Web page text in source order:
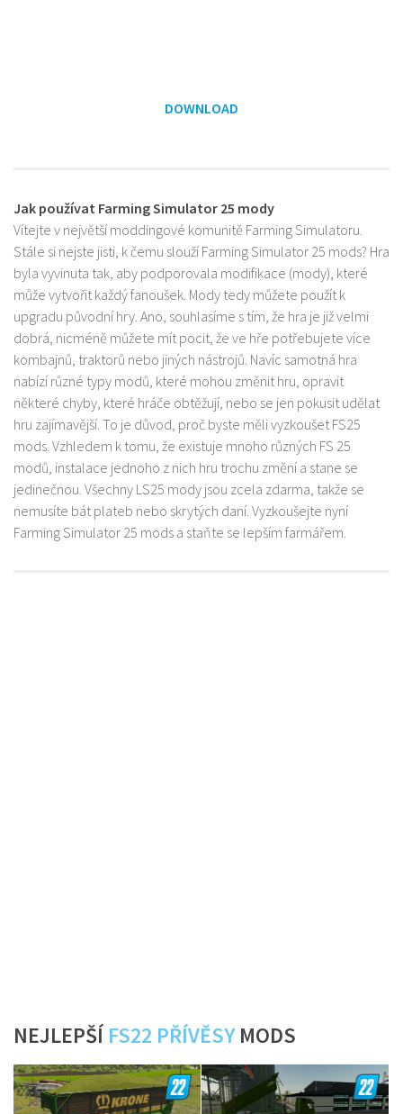
DOWNLOAD
Jak používat Farming Simulator 25 mody
Vítejte v největší moddingové komunitě Farming Simulatoru.
Stále si nejste jisti, k čemu slouží Farming Simulator 25 mods? Hra
byla vyvinuta tak, aby podporovala modifikace (mody), které
může vytvořit každý fanoušek. Mody tedy můžete použít k
upgradu původní hry. Ano, souhlasíme s tím, že hra je již velmi
dobrá, nicméně můžete mít pocit, že ve hře potřebujete více
kombajnů, traktorů nebo jiných nástrojů. Navíc samotná hra
nabízí různé typy modů, které mohou změnit hru, opravit
některé chyby, které hráče obtěžují, nebo se jen pokusit udělat
hru zajímavější. To je důvod, proč byste měli vyzkoušet FS25
mods. Vzhledem k tomu, že existuje mnoho různých FS 25
modů, instalace jednoho z nich hru trochu změní a stane se
jedinečnou. Všechny LS25 mody jsou zcela zdarma, takže se
nemusíte bát plateb nebo skrytých daní. Vyzkoušejte nyní
Farming Simulator 25 mods a staňte se lepším farmářem.
NEJLEPŠÍ FS22 PŘÍVĚSYMODS